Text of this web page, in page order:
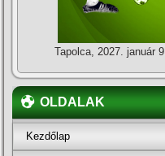
Tapolca, 2027. január 9.
OLDALAK
Kezdőlap